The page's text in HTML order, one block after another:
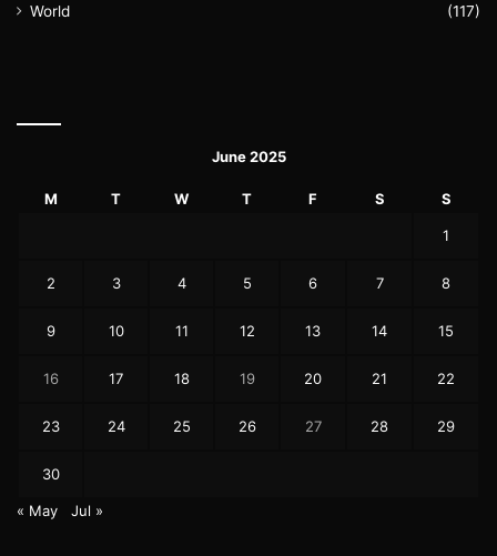
World
(117)
June 2025
M T W T F S S
1
2 3 4 5 6 7 8
9 10 11 12 13 14 15
16 17 18 19 20 21 22
23 24 25 26 27 28 29
30
« May Jul »